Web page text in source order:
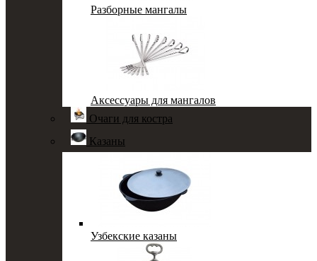
Разборные мангалы
Аксессуары для мангалов
Очаги для костра
Казаны
Узбекские казаны